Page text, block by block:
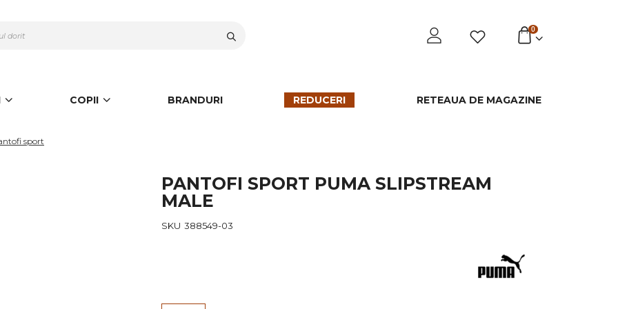
0
COPII BRANDURI REDUCERI RETEAUA DE MAGAZINE
sport
PANTOFI SPORT PUMA SLIPSTREAM
MALE
SKU 388549-03